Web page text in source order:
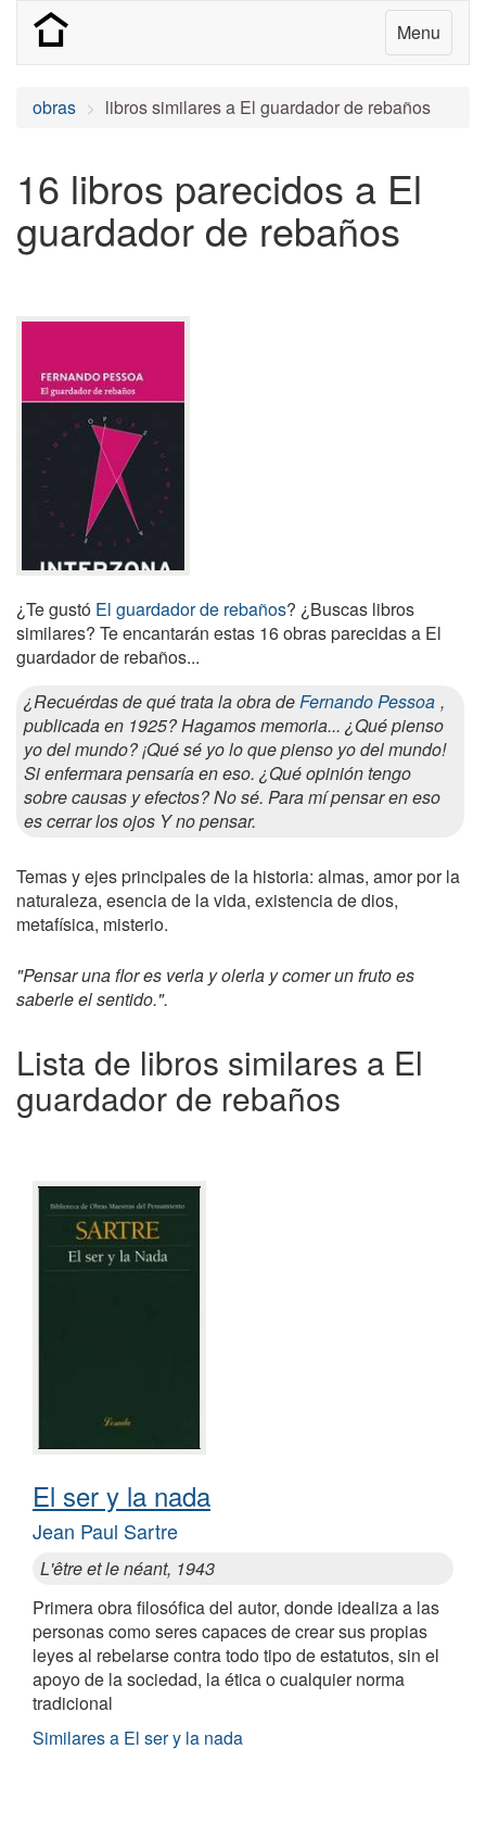
Menu
obras libros similares a El guardador de rebaños
16 libros parecidos a El
guardador de rebaños
¿Te gustó El guardador de rebaños? ¿Buscas libros
similares? Te encantarán estas 16 obras parecidas a El
guardador de rebaños...
¿Recuérdas de qué trata la obra deFernando Pessoa ,
publicada en 1925? Hagamos memoria... ¿Qué pienso
yo del mundo? ¡Qué sé yo lo que pienso yo del mundo!
Si enfermara pensaría en eso. ¿Qué opinión tengo
sobre causas y efectos? No sé. Para mí pensar en eso
es cerrar los ojos Y no pensar.
Temas y ejes principales de la historia: almas, amor por la
naturaleza, esencia de la vida, existencia de dios,
metafísica, misterio.
"Pensar una flor es verla y olerla y comer un fruto es
saberle el sentido.".
Lista de libros similares a El
guardador de rebaños
El ser y la nada
Jean Paul Sartre
L'être et le néant, 1943
Primera obra filosófica del autor, donde idealiza a las
personas como seres capaces de crear sus propias
leyes al rebelarse contra todo tipo de estatutos, sin el
apoyo de la sociedad, la ética o cualquier norma
tradicional
Similares a El ser y la nada